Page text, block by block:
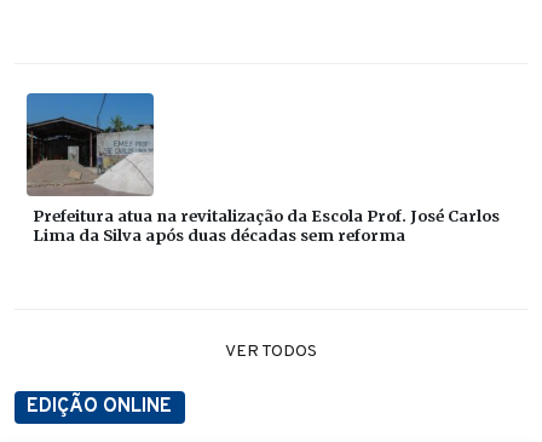
Prefeitura atua na revitalização da Escola Prof. José Carlos
Lima da Silva após duas décadas sem reforma
VER TODOS
EDIÇÃO ONLINE